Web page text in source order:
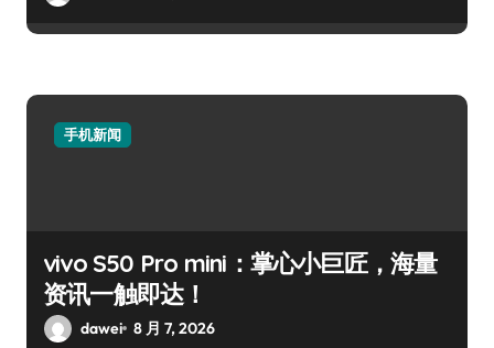
手机新闻
vivo S50 Pro mini：掌心小巨匠，海量
资讯一触即达！
dawei 8 月 7, 2026